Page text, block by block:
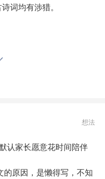
词均有涉猎。
文》，这套我们用了四
文提纲。
年级开始，一周单元写
元写作：根据已经充分
想法
默认家长愿意花时间陪伴
原因，是懒得写，不知